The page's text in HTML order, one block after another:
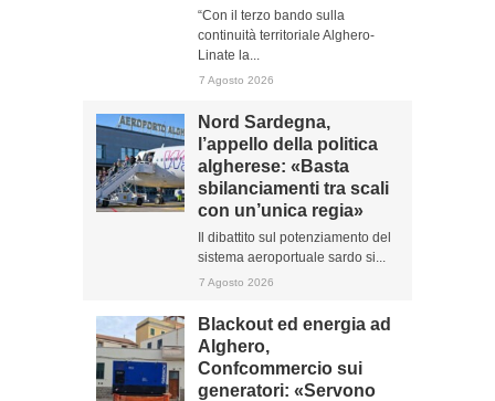
“Con il terzo bando sulla
continuità territoriale Alghero-
Linate la...
7 Agosto 2026
Nord Sardegna,
l’appello della politica
algherese: «Basta
sbilanciamenti tra scali
con un’unica regia»
Il dibattito sul potenziamento del
sistema aeroportuale sardo si...
7 Agosto 2026
Blackout ed energia ad
Alghero,
Confcommercio sui
generatori: «Servono